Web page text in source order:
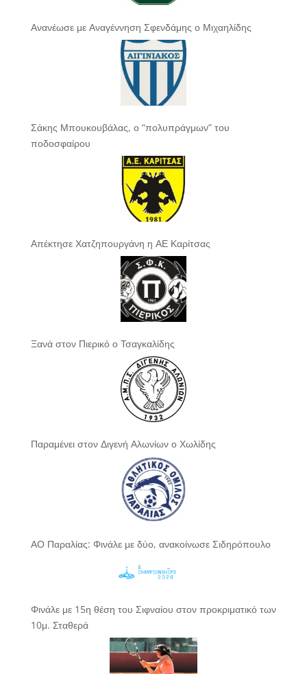
Ανανέωσε με Αναγέννηση Σφενδάμης ο Μιχαηλίδης
Σάκης Μπουκουβάλας, ο “πολυπράγμων” του
ποδοσφαίρου
Απέκτησε Χατζηπουργάνη η ΑΕ Καρίτσας
Ξανά στον Πιερικό ο Τσαγκαλίδης
Παραμένει στον Διγενή Αλωνίων ο Χωλίδης
ΑΟ Παραλίας: Φινάλε με δύο, ανακοίνωσε Σιδηρόπουλο
Φινάλε με 15η θέση του Σιφναίου στον προκριματικό των
10μ. Σταθερά